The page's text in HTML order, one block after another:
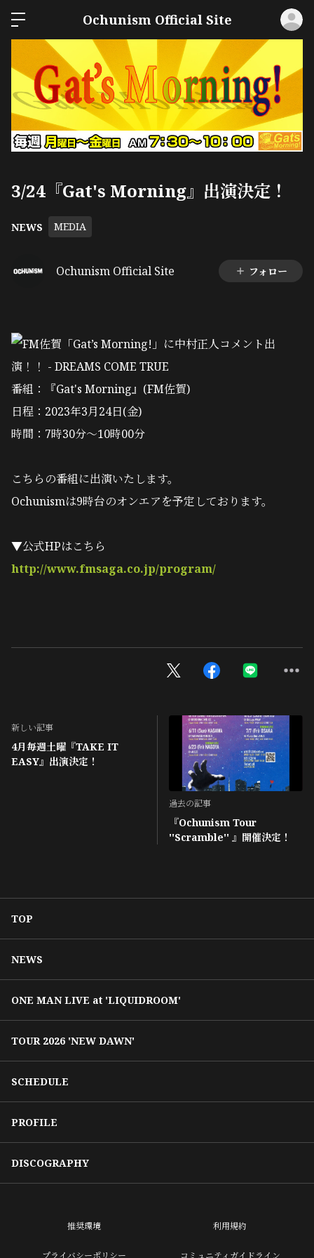
Ochunism Official Site
3/24『Gat's Morning』出演決定！
NEWS MEDIA
Ochunism Official Site フォロー
番組：『Gat's Morning』(FM佐賀)
日程：2023年3月24日(金)
時間：7時30分～10時00分
こちらの番組に出演いたします。
Ochunismは9時台のオンエアを予定しております。
▼公式HPはこちら
http://www.fmsaga.co.jp/program/
新しい記事
4月毎週土曜『TAKE IT
EASY』出演決定！
過去の記事
『Ochunism Tour
''Scramble'' 』開催決定！
TOP
NEWS
ONE MAN LIVE at 'LIQUIDROOM'
TOUR 2026 'NEW DAWN'
SCHEDULE
PROFILE
DISCOGRAPHY
推奨環境 利用規約
プライバシーポリシー コミュニティガイドライン